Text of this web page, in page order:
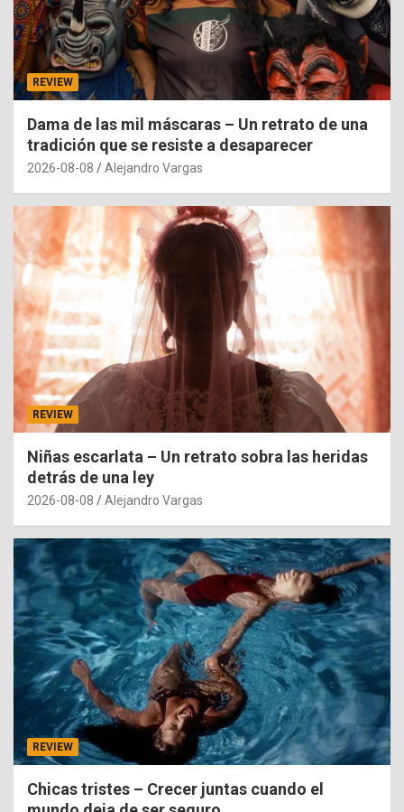
REVIEW
Dama de las mil máscaras – Un retrato de una
tradición que se resiste a desaparecer
2026-08-08 Alejandro Vargas
REVIEW
Niñas escarlata – Un retrato sobra las heridas
detrás de una ley
2026-08-08 Alejandro Vargas
REVIEW
Chicas tristes – Crecer juntas cuando el